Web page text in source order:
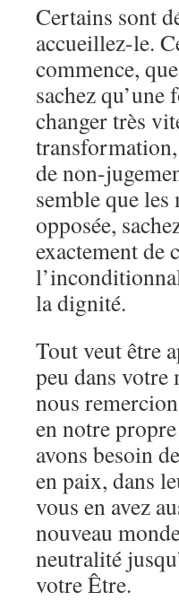
Certains sont
accueillez-le.
commence,
sachez
changer très
de non-
semble que
opposée,
exactement de
la dignité.
Tout veut être
peu dans votre
nous
en notre
avons besoin
en paix, dans
vous en avez
nouveau
neutralité
votre Être.